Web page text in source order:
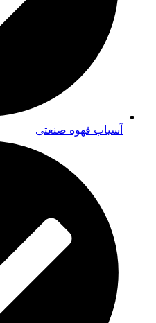
آسیاب قهوه صنعتی